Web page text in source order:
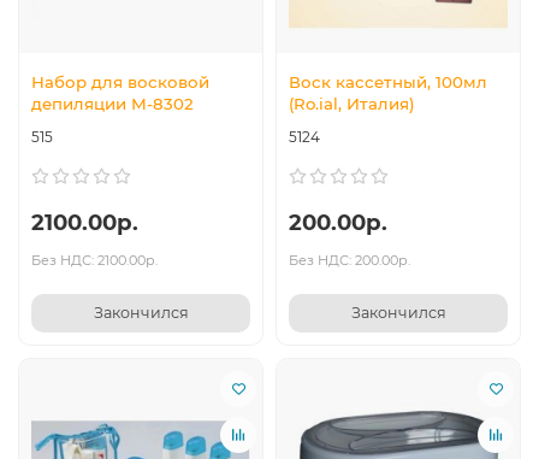
Набор для восковой
депиляции М-8302
515
2100.00р.
Без НДС: 2100.00р.
Закончился
Воск кассетный, 100мл
(Ro.ial, Италия)
5124
200.00р.
Без НДС: 200.00р.
Закончился